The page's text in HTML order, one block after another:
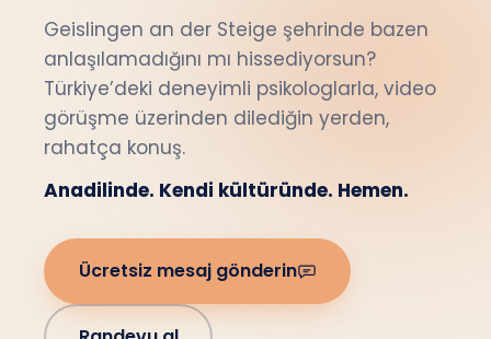
Geislingen an der Steige şehrinde bazen
anlaşılamadığını mı hissediyorsun?
Türkiye’deki deneyimli psikologlarla, video
görüşme üzerinden dilediğin yerden,
rahatça konuş.
Anadilinde. Kendi kültüründe. Hemen.
Ücretsiz mesaj gönderin